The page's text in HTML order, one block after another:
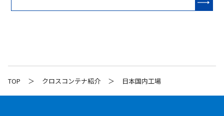
TOP クロスコンテナ紹介 日本国内工場